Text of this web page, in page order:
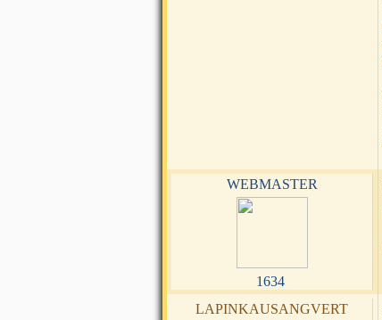
webmaster
1634
lapinkausangvert